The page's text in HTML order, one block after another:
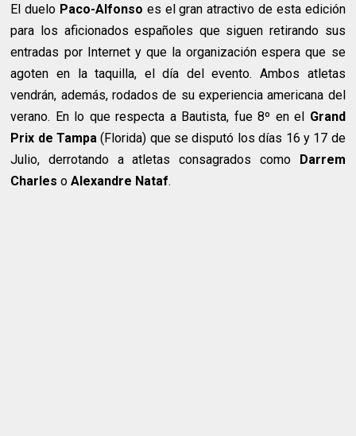
El duelo Paco-Alfonso es el gran atractivo de esta edición
para los aficionados españoles que siguen retirando sus
entradas por Internet y que la organización espera que se
agoten en la taquilla, el día del evento. Ambos atletas
vendrán, además, rodados de su experiencia americana del
verano. En lo que respecta a Bautista, fue 8º en el Grand
Prix de Tampa (Florida) que se disputó los días 16 y 17 de
Julio, derrotando a atletas consagrados como Darrem
Charles oAlexandre Nataf.